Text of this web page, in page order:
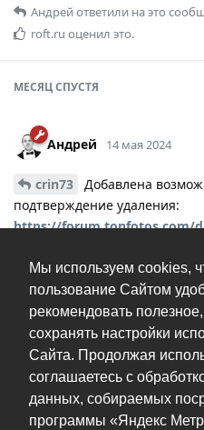
Мы используем cookies,
пользование Сайтом
рекомендовать
сохранять настройки
Сайта. Продолжая
соглашаетесь с
данных, собираемых
программы «Яндекс
Андрейответили на это
roft.ru оценил это.
МЕСЯЦСПУСТЯ
Андрей 14 мая 2024
crin73
Добавлена
подтверждение удаления:
https://forum.tonfotos.com/
Тагироценил это.
Андрейдобавил(а)